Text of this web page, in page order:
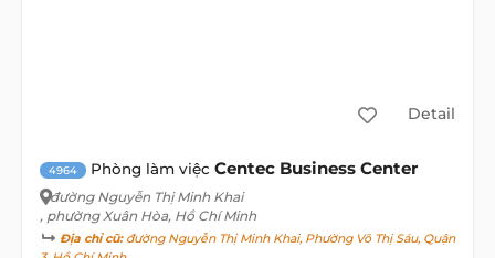
Detail
4964 Phòng làm việc Centec Business Center
đường Nguyễn Thị Minh Khai
, phường Xuân Hòa, Hồ Chí Minh
Địa chỉ cũ:đường Nguyễn Thị Minh Khai, Phường Võ Thị Sáu, Quận